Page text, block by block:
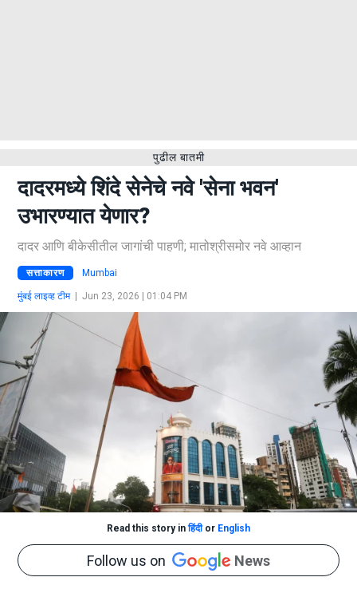
पुढील बातमी
दादरमध्ये शिंदे सेनेचे नवे 'सेना भवन'
उभारण्यात येणार?
दादर आणि बीकेसीतील जागांची पाहणी; मातोश्रीसमोर नवे आव्हान
सत्ताकारण Mumbai
मुंबई लाइव्ह टीम| Jun 23, 2026 | 01:04 PM
Read this story inहिंदीor English
Follow us on News